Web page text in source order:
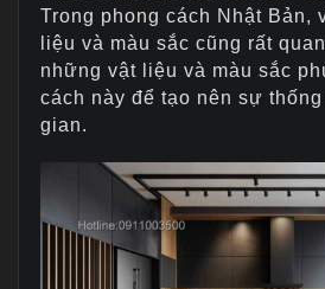
Trong phong cách Nhật Bản,
liệu và màu sắc cũng rất
những vật liệu và màu sắc
cách này để tạo nên sự
gian.